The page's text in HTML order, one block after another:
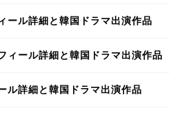
ール詳細と韓国ドラマ出演作品
ィール詳細と韓国ドラマ出演作品
ル詳細と韓国ドラマ出演作品